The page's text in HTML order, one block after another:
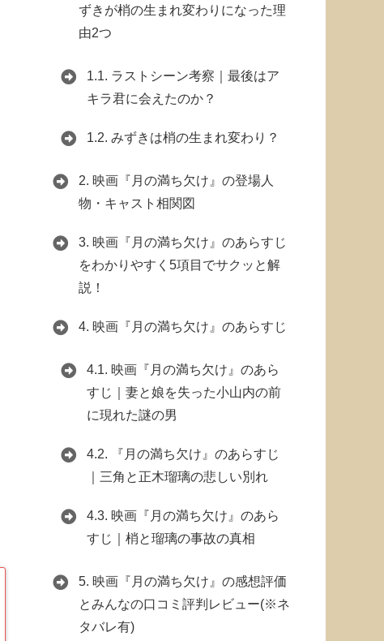
ずきが梢の生まれ変わりになった理
由2つ
1.1. ラストシーン考察｜最後はア
キラ君に会えたのか？
1.2. みずきは梢の生まれ変わり？
2. 映画『月の満ち欠け』の登場人
物・キャスト相関図
3. 映画『月の満ち欠け』のあらすじ
をわかりやすく5項目でサクッと解
説！
4. 映画『月の満ち欠け』のあらすじ
4.1. 映画『月の満ち欠け』のあら
すじ｜妻と娘を失った小山内の前
に現れた謎の男
4.2. 『月の満ち欠け』のあらすじ
｜三角と正木瑠璃の悲しい別れ
4.3. 映画『月の満ち欠け』のあら
すじ｜梢と瑠璃の事故の真相
5. 映画『月の満ち欠け』の感想評価
とみんなの口コミ評判レビュー(※ネ
タバレ有)